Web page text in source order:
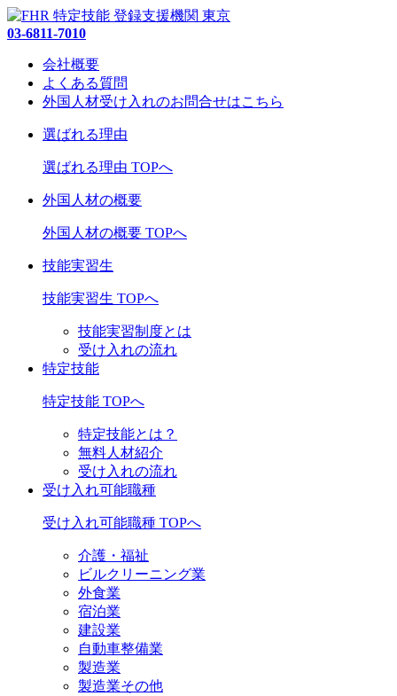
03-6811-7010
会社概要
よくある質問
外国人材受け入れのお問合せはこちら
選ばれる理由
選ばれる理由 TOPへ
外国人材の概要
外国人材の概要 TOPへ
技能実習生
技能実習生 TOPへ
技能実習制度とは
受け入れの流れ
特定技能
特定技能 TOPへ
特定技能とは？
無料人材紹介
受け入れの流れ
受け入れ可能職種
受け入れ可能職種 TOPへ
介護・福祉
ビルクリーニング業
外食業
宿泊業
建設業
自動車整備業
製造業
製造業その他